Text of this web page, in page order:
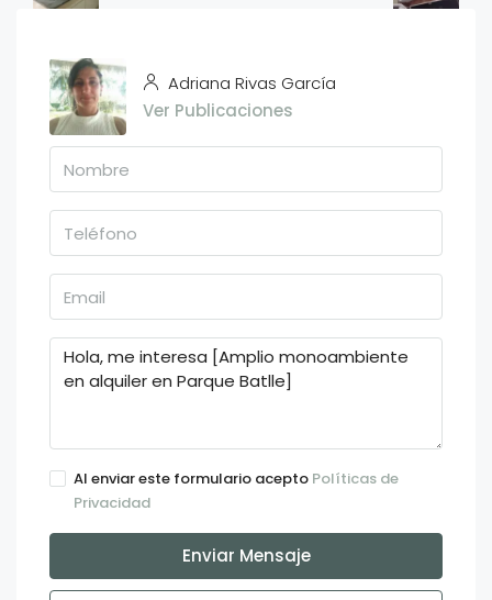
Adriana Rivas García
Ver Publicaciones
Al enviar este formulario acepto Políticas de
Privacidad
Enviar Mensaje